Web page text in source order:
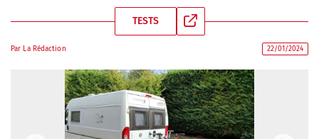
TESTS
Par La Rédaction 22/01/2024